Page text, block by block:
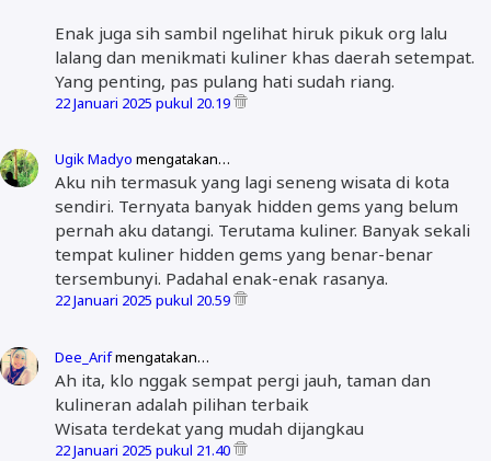
Enak juga sih sambil ngelihat hiruk pikuk org lalu
lalang dan menikmati kuliner khas daerah setempat.
Yang penting, pas pulang hati sudah riang.
22 Januari 2025 pukul 20.19
Ugik Madyo mengatakan…
Aku nih termasuk yang lagi seneng wisata di kota
sendiri. Ternyata banyak hidden gems yang belum
pernah aku datangi. Terutama kuliner. Banyak sekali
tempat kuliner hidden gems yang benar-benar
tersembunyi. Padahal enak-enak rasanya.
22 Januari 2025 pukul 20.59
Dee_Arifmengatakan…
Ah ita, klo nggak sempat pergi jauh, taman dan
kulineran adalah pilihan terbaik
Wisata terdekat yang mudah dijangkau
22 Januari 2025 pukul 21.40